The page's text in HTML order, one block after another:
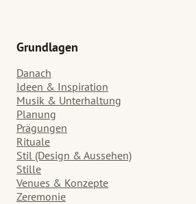
Grundlagen
Danach
Ideen & Inspiration
Musik & Unterhaltung
Planung
Prägungen
Rituale
Stil (Design & Aussehen)
Stille
Venues & Konzepte
Zeremonie